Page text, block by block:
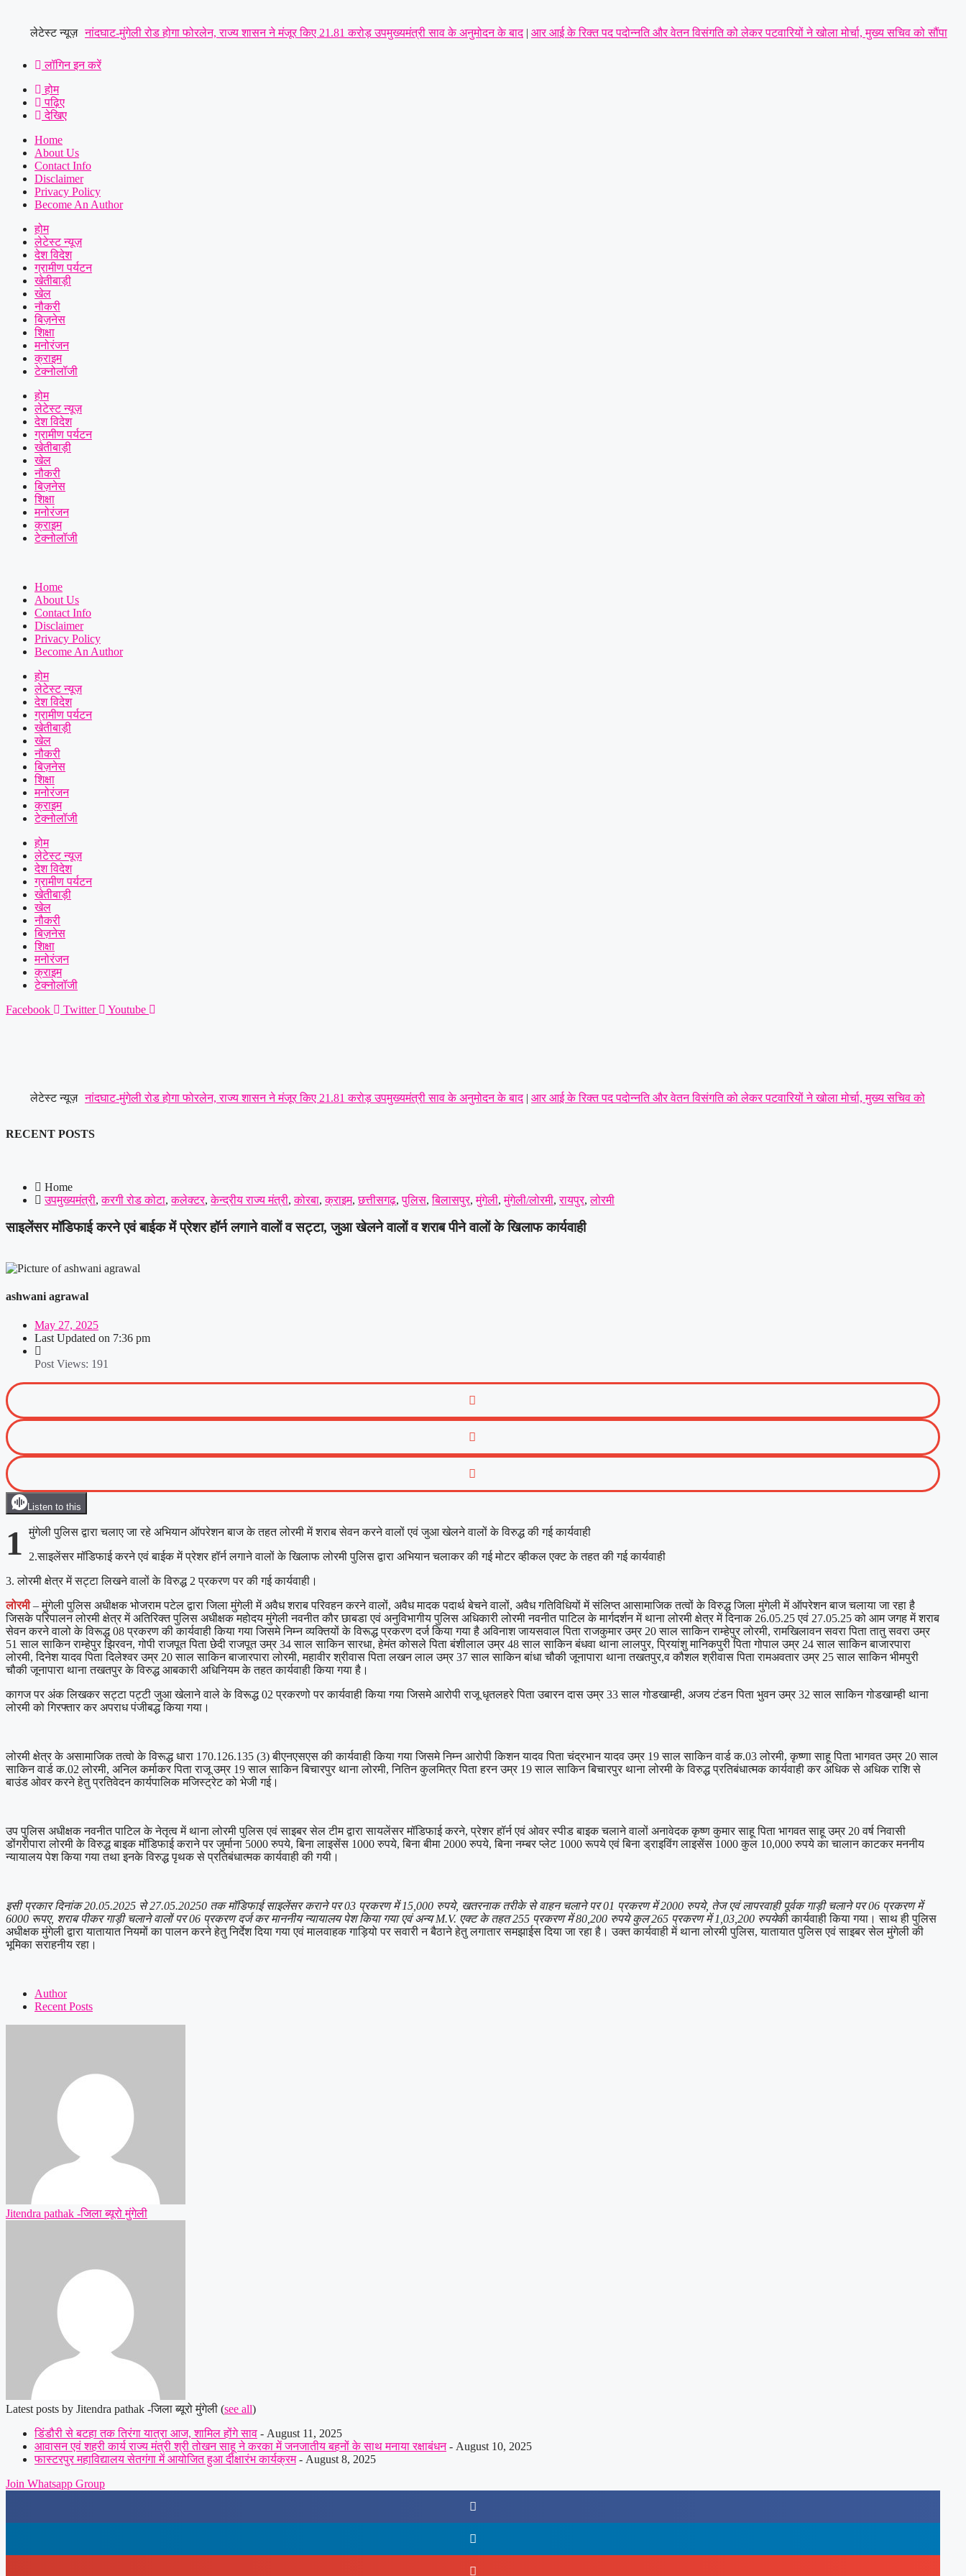
contentलेटेस्ट न्यूज़ नांदघाट-मुंगेली रोड होगा फोरलेन, राज्य शासन ने मंजूर किए 21.81 करोड़ उपमुख्यमंत्री साव के अनुमोदन के बाद | आर आई के रिक्त पद पदोन्नति और वेतन विसंगति को लेकर पटवारियों ने खोला मोर्चा, मुख्य सचिव को सौंपा
ज्ञापन..
लॉगिन इन करें
होम
पढ़िए
देखिए
Home
About Us
Contact Info
Disclaimer
Privacy Policy
Become An Author
होम
लेटेस्ट न्यूज़
देश विदेश
ग्रामीण पर्यटन
खेतीबाड़ी
खेल
नौकरी
बिज़नेस
शिक्षा
मनोरंजन
क्राइम
टेक्नोलॉजी
होम
लेटेस्ट न्यूज़
देश विदेश
ग्रामीण पर्यटन
खेतीबाड़ी
खेल
नौकरी
बिज़नेस
शिक्षा
मनोरंजन
क्राइम
टेक्नोलॉजी
Home
About Us
Contact Info
Disclaimer
Privacy Policy
Become An Author
होम
लेटेस्ट न्यूज़
देश विदेश
ग्रामीण पर्यटन
खेतीबाड़ी
खेल
नौकरी
बिज़नेस
शिक्षा
मनोरंजन
क्राइम
टेक्नोलॉजी
होम
लेटेस्ट न्यूज़
देश विदेश
ग्रामीण पर्यटन
खेतीबाड़ी
खेल
नौकरी
बिज़नेस
शिक्षा
मनोरंजन
क्राइम
टेक्नोलॉजी
Facebook
Twitter Youtube
लेटेस्ट न्यूज़ नांदघाट-मुंगेली रोड होगा फोरलेन, राज्य शासन ने मंजूर किए 21.81 करोड़ उपमुख्यमंत्री साव के अनुमोदन के बाद | आर आई के रिक्त पद पदोन्नति और वेतन विसंगति को लेकर पटवारियों ने खोला मोर्चा, मुख्य सचिव को
RECENT POSTS
Home
उपमुख्यमंत्री,करगी रोड कोटा,कलेक्टर,केन्द्रीय राज्य मंत्री,कोरबा,क्राइम,छत्तीसगढ़,पुलिस,बिलासपुर,मुंगेली,मुंगेली/लोरमी,रायपुर,लोरमी
साइलेंसर मॉडिफाई करने एवं बाईक में प्रेशर हॉर्न लगाने वालों व सट्टा, जुआ खेलने वालों व शराब पीने वालों के खिलाफ कार्यवाही
ashwani agrawal
May 27, 2025
Last Updated on 7:36 pm
Post Views: 191
Listen to this
1
मुंगेली पुलिस द्वारा चलाए जा रहे अभियान ऑपरेशन बाज के तहत लोरमी में शराब सेवन करने वालों एवं जुआ खेलने वालों के विरुद्ध की गई कार्यवाही
2.साइलेंसर मॉडिफाई करने एवं बाईक में प्रेशर हॉर्न लगाने वालों के खिलाफ लोरमी पुलिस द्वारा अभियान चलाकर की गई मोटर व्हीकल एक्ट के तहत की गई कार्यवाही
3. लोरमी क्षेत्र में सट्टा लिखने वालों के विरुद्ध 2 प्रकरण पर की गई कार्यवाही।
लोरमी– मुंगेली पुलिस अधीक्षक भोजराम पटेल द्वारा जिला मुंगेली में अवैध शराब परिवहन करने वालों, अवैध मादक पदार्थ बेचने वालों, अवैध गतिविधियों में संलिप्त आसामाजिक तत्वों के विरुद्ध जिला मुंगेली में ऑपरेशन बाज चलाया जा रहा है
जिसके परिपालन लोरमी क्षेत्र में अतिरिक्त पुलिस अधीक्षक महोदय मुंगेली नवनीत कौर छाबडा एवं अनुविभागीय पुलिस अधिकारी लोरमी नवनीत पाटिल के मार्गदर्शन में थाना लोरमी क्षेत्र में दिनाक 26.05.25 एवं 27.05.25 को आम जगह में शराब
सेवन करने वालो के विरूद्ध 08 प्रकरण की कार्यवाही किया गया जिसमे निम्न व्यक्तियों के विरूद्ध प्रकरण दर्ज किया गया है अविनाश जायसवाल पिता राजकुमार उम्र 20 साल साकिन राम्हेपुर लोरमी, रामखिलावन सवरा पिता तातु सवरा उम्र
51 साल साकिन राम्हेपुर झिरवन, गोपी राजपूत पिता छेदी राजपूत उम्र 34 साल साकिन सारधा, हेमंत कोसले पिता बंशीलाल उम्र 48 साल साकिन बंधवा थाना लालपुर, प्रियांशु मानिकपुरी पिता गोपाल उम्र 24 साल साकिन बाजारपारा
लोरमी, दिनेश यादव पिता दिलेश्वर उम्र 20 साल साकिन बाजारपारा लोरमी, महावीर श्रीवास पिता लखन लाल उम्र 37 साल साकिन बांधा चौकी जूनापारा थाना तखतपुर,व कौशल श्रीवास पिता रामअवतार उम्र 25 साल साकिन भीमपुरी
चौकी जूनापारा थाना तखतपुर के विरुद्ध आबकारी अधिनियम के तहत कार्यवाही किया गया है।
कागज पर अंक लिखकर सट्टा पट्टी जुआ खेलाने वाले के विरूद्ध 02 प्रकरणो पर कार्यवाही किया गया जिसमे आरोपी राजू धृतलहरे पिता उबारन दास उम्र 33 साल गोडखाम्ही, अजय टंडन पिता भुवन उम्र 32 साल साकिन गोडखाम्ही थाना
लोरमी को गिरफ्तार कर अपराध पंजीबद्ध किया गया।
लोरमी क्षेत्र के असामाजिक तत्वो के विरूद्ध धारा 170.126.135 (3) बीएनएसएस की कार्यवाही किया गया जिसमे निम्न आरोपी किशन यादव पिता चंद्रभान यादव उम्र 19 साल साकिन वार्ड क.03 लोरमी, कृष्णा साहू पिता भागवत उम्र 20 साल
साकिन वार्ड क.02 लोरमी, अनिल कर्माकर पिता राजू उम्र 19 साल साकिन बिचारपुर थाना लोरमी, नितिन कुलमित्र पिता हरन उम्र 19 साल साकिन बिचारपुर थाना लोरमी के विरुद्ध प्रतिबंधात्मक कार्यवाही कर अधिक से अधिक राशि से
बाउंड ओवर करने हेतु प्रतिवेदन कार्यपालिक मजिस्ट्रेट को भेजी गई।
उप पुलिस अधीक्षक नवनीत पाटिल के नेतृत्व में थाना लोरमी पुलिस एवं साइबर सेल टीम द्वारा सायलेंसर मॉडिफाई करने, प्रेशर हॉर्न एवं ओवर स्पीड बाइक चलाने वालों अनावेदक कृष्ण कुमार साहू पिता भागवत साहू उम्र 20 वर्ष निवासी
डोंगरीपारा लोरमी के विरुद्ध बाइक मॉडिफाई कराने पर जुर्माना 5000 रुपये, बिना लाइसेंस 1000 रुपये, बिना बीमा 2000 रुपये, बिना नम्बर प्लेट 1000 रूपये एवं बिना ड्राइविंग लाइसेंस 1000 कुल 10,000 रुपये का चालान काटकर मननीय
न्यायालय पेश किया गया तथा इनके विरुद्ध पृथक से प्रतिबंधात्मक कार्यवाही की गयी।
इसी प्रकार दिनांक 20.05.2025 से 27.05.20250 तक मॉडिफाई साइलेंसर कराने पर 03 प्रकरण में 15,000 रुपये, खतरनाक तरीके से वाहन चलाने पर 01 प्रकरण में 2000 रुपये, तेज एवं लापरवाही पूर्वक गाड़ी चलाने पर 06 प्रकरण में
6000 रूपए, शराब पीकर गाड़ी चलाने वालों पर 06 प्रकरण दर्ज कर माननीय न्यायालय पेश किया गया एवं अन्य M.V. एक्ट के तहत 255 प्रकरण में 80,200 रुपये कुल 265 प्रकरण में 1,03,200 रुपयेकी कार्यवाही किया गया। साथ ही पुलिस
अधीक्षक मुंगेली द्वारा यातायात नियमों का पालन करने हेतु निर्देश दिया गया एवं मालवाहक गाड़ियो पर सवारी न बैठाने हेतु लगातार समझाईस दिया जा रहा है। उक्त कार्यवाही में थाना लोरमी पुलिस, यातायात पुलिस एवं साइबर सेल मुंगेली की
भूमिका सराहनीय रहा।
Author
Recent Posts
Jitendra pathak -जिला ब्यूरो मुंगेली
Latest posts by Jitendra pathak -जिला ब्यूरो मुंगेली (see all)
डिंडौरी से बटहा तक तिरंगा यात्रा आज, शामिल होंगे साव - August 11, 2025
आवासन एवं शहरी कार्य राज्य मंत्री श्री तोखन साहू ने करका में जनजातीय बहनों के साथ मनाया रक्षाबंधन- August 10, 2025
फास्टरपुर महाविद्यालय सेतगंगा में आयोजित हुआ दीक्षारंभ कार्यक्रम- August 8, 2025
Join Whatsapp Group